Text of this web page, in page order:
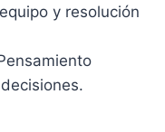
y resolución